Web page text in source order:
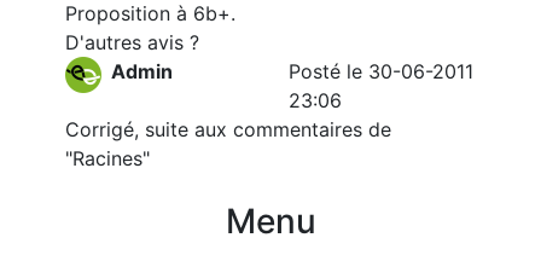
Proposition à 6b+.
D'autres avis ?
Admin
Posté le 30-06-2011
23:06
Corrigé, suite aux commentaires de
"Racines"
Menu